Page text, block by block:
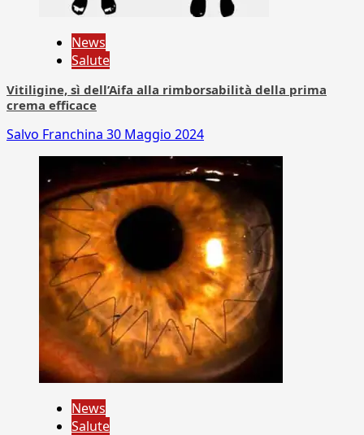
News
Salute
Vitiligine, sì dell’Aifa alla rimborsabilità della prima
crema efficace
Salvo Franchina 30 Maggio 2024
News
Salute